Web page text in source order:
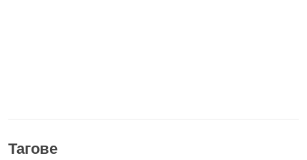
Тагове